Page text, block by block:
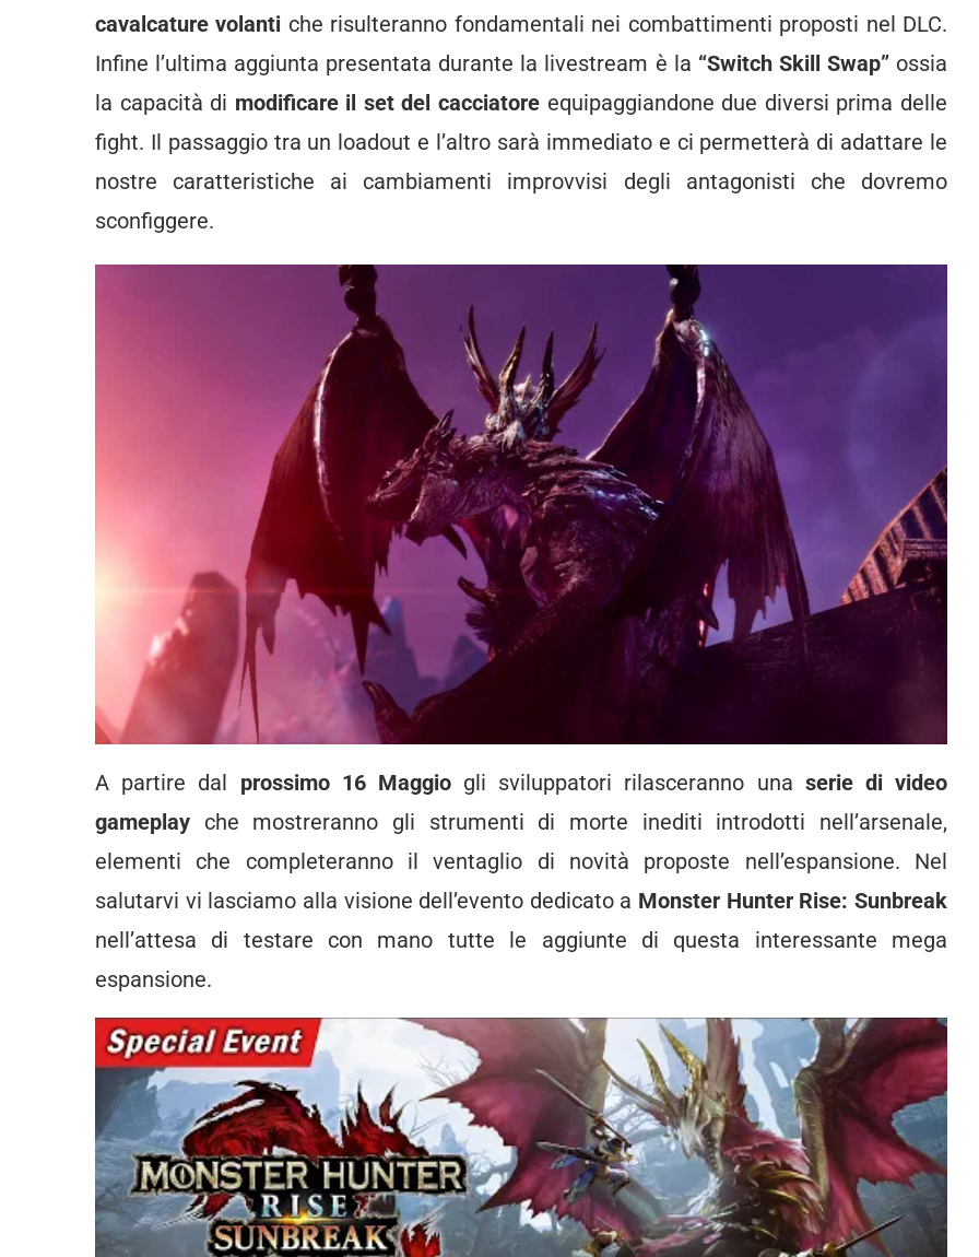
cavalcature volanti che risulteranno fondamentali nei combattimenti proposti nel DLC.
Infine l’ultima aggiunta presentata durante la livestream è la “Switch Skill Swap”ossia
la capacità di modificare il set del cacciatore equipaggiandone due diversi prima delle
fight. Il passaggio tra un loadout e l’altro sarà immediato e ci permetterà di adattare le
nostre caratteristiche ai cambiamenti improvvisi degli antagonisti che dovremo
sconfiggere.
A partire dal prossimo 16 Maggiogli sviluppatori rilasceranno una serie di video
gameplay che mostreranno gli strumenti di morte inediti introdotti nell’arsenale,
elementi che completeranno il ventaglio di novità proposte nell’espansione. Nel
salutarvi vi lasciamo alla visione dell’evento dedicato a Monster Hunter Rise: Sunbreak
nell’attesa di testare con mano tutte le aggiunte di questa interessante mega
espansione.